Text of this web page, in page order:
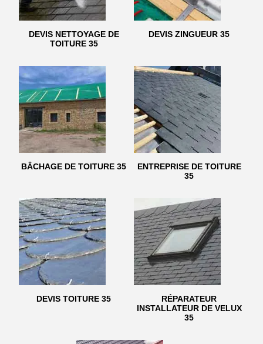
DEVIS NETTOYAGE DE
TOITURE 35
DEVIS ZINGUEUR 35
BÂCHAGE DE TOITURE 35
ENTREPRISE DE TOITURE
35
DEVIS TOITURE 35
RÉPARATEUR
INSTALLATEUR DE VELUX
35